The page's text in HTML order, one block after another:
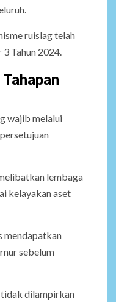
ruislag telah
Tahun 2024.
wajib melalui
lembaga
kelayakan aset
mendapatkan
sebelum
tidak dilampirkan